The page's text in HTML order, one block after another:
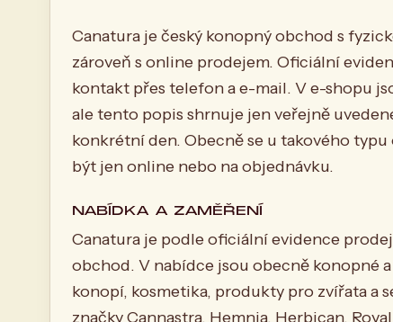
Canatura je český konopný obchod s
zároveň s online prodejem. Oficiální
kontakt přes telefon a e-mail. V e-shopu
ale tento popis shrnuje jen veřejně
konkrétní den. Obecně se u takového
být jen online nebo na objednávku.
NABÍDKA A ZAMĚŘENÍ
Canatura je podle oficiální evidence
obchod. V nabídce jsou obecně konopné
konopí, kosmetika, produkty pro zvířata a
značky Cannastra, Hemnia, Herbican,